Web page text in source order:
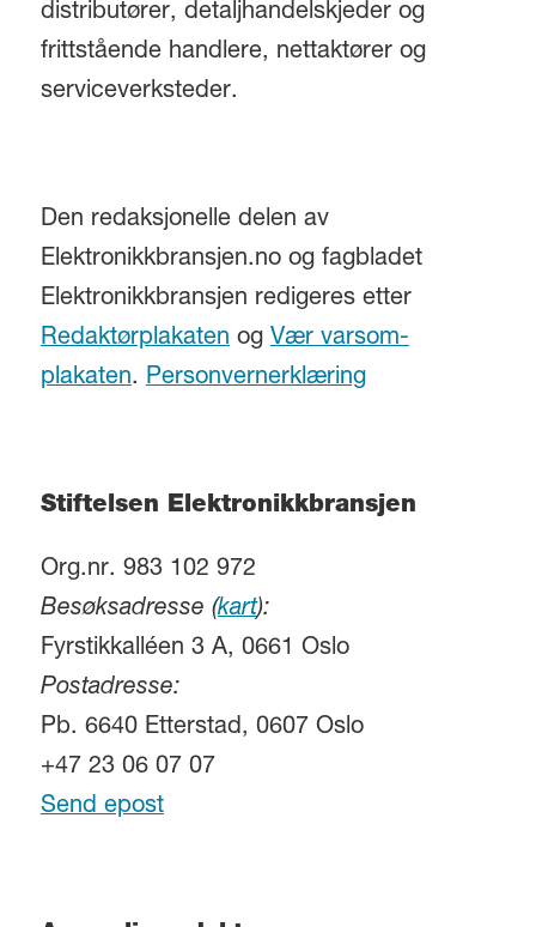
distributører, detaljhandelskjeder og
frittstående handlere, nettaktører og
serviceverksteder.
Den redaksjonelle delen av
Elektronikkbransjen.no og fagbladet
Elektronikkbransjen redigeres etter
Redaktørplakatenog Vær varsom-
plakaten. Personvernerklæring
Stiftelsen Elektronikkbransjen
Org.nr. 983 102 972
Besøksadresse (kart):
Fyrstikkalléen 3 A, 0661 Oslo
Postadresse:
Pb. 6640 Etterstad, 0607 Oslo
+47 23 06 07 07
Send epost